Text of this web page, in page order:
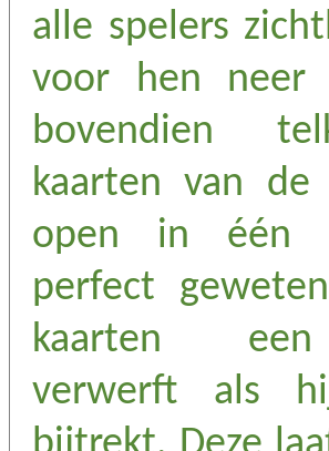
alle spelers
voor hen neer
bovendien
kaarten van de
open in één
perfect
kaarten
verwerft als